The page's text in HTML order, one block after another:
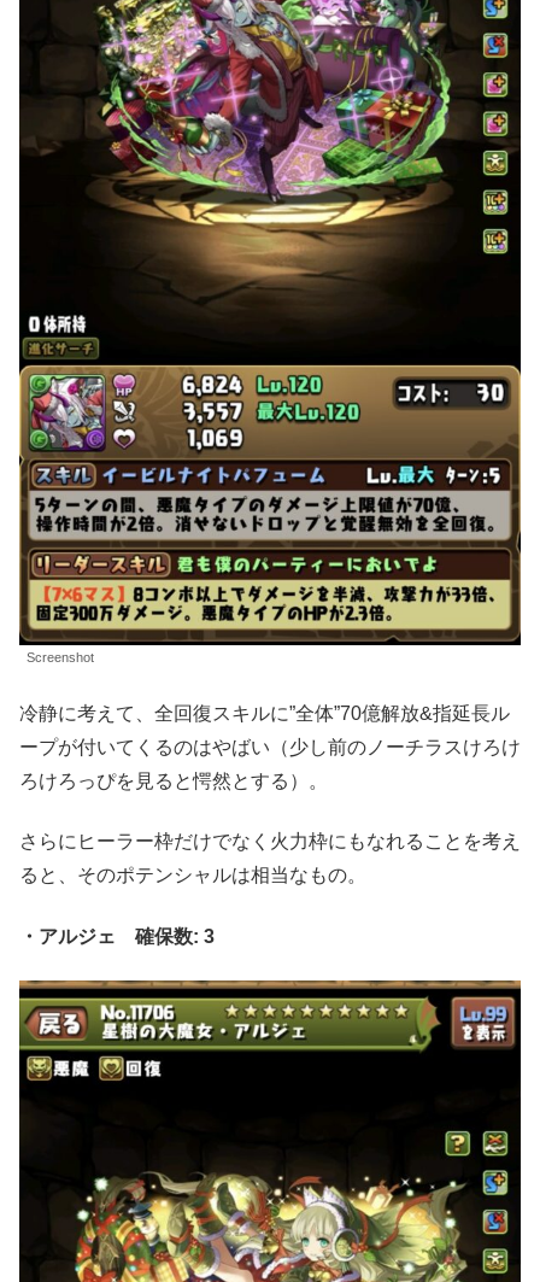
Screenshot
冷静に考えて、全回復スキルに”全体”70億解放&指延長ル
ープが付いてくるのはやばい（少し前のノーチラスけろけ
ろけろっぴを見ると愕然とする）。
さらにヒーラー枠だけでなく火力枠にもなれることを考え
ると、そのポテンシャルは相当なもの。
・アルジェ 確保数: 3